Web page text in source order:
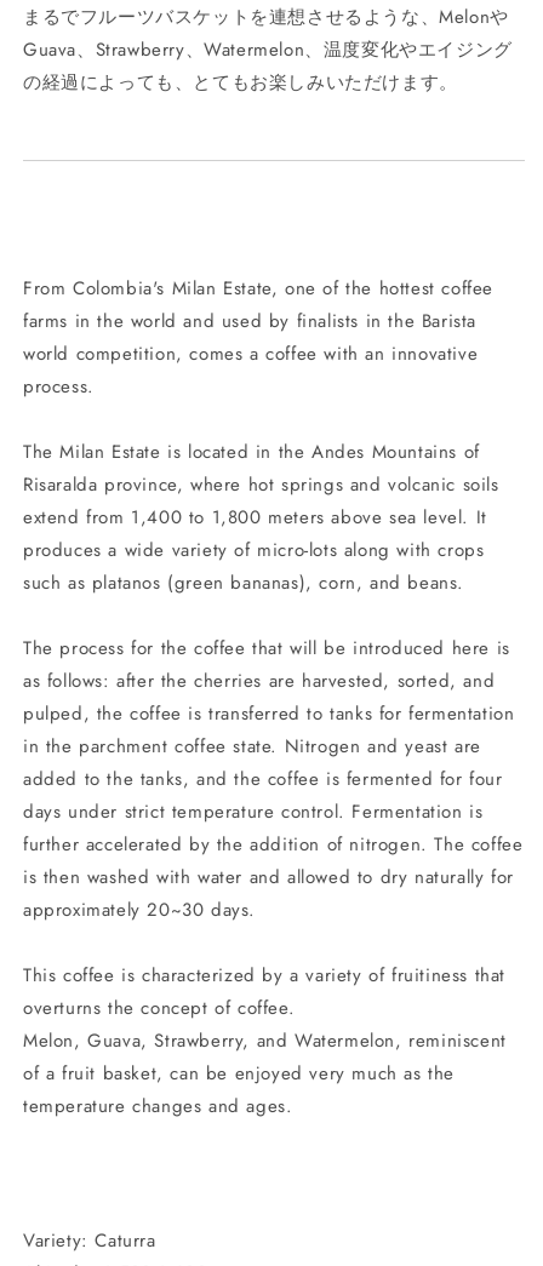
まるでフルーツバスケットを連想させるような、Melonや
Guava、Strawberry、Watermelon、温度変化やエイジング
の経過によっても、とてもお楽しみいただけます。
From Colombia's Milan Estate, one of the hottest coffee
farms in the world and used by finalists in the Barista
world competition, comes a coffee with an innovative
process.
The Milan Estate is located in the Andes Mountains of
Risaralda province, where hot springs and volcanic soils
extend from 1,400 to 1,800 meters above sea level. It
produces a wide variety of micro-lots along with crops
such as platanos (green bananas), corn, and beans.
The process for the coffee that will be introduced here is
as follows: after the cherries are harvested, sorted, and
pulped, the coffee is transferred to tanks for fermentation
in the parchment coffee state. Nitrogen and yeast are
added to the tanks, and the coffee is fermented for four
days under strict temperature control. Fermentation is
further accelerated by the addition of nitrogen. The coffee
is then washed with water and allowed to dry naturally for
approximately 20~30 days.
This coffee is characterized by a variety of fruitiness that
overturns the concept of coffee.
Melon, Guava, Strawberry, and Watermelon, reminiscent
of a fruit basket, can be enjoyed very much as the
temperature changes and ages.
Variety: Caturra